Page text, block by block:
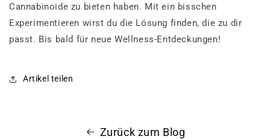
Cannabinoide zu bieten haben. Mit ein bisschen
Experimentieren wirst du die Lösung finden, die zu dir
passt. Bis bald für neue Wellness-Entdeckungen!
Artikel teilen
Zurück zum Blog